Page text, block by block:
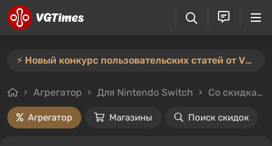
⚡️ Новый конкурс пользовательских статей от VGTimes — участвуйте тут ⚡️
Агрегатор Для Nintendo Switch Со скидками и без
Агрегатор Магазины Поиск скидок